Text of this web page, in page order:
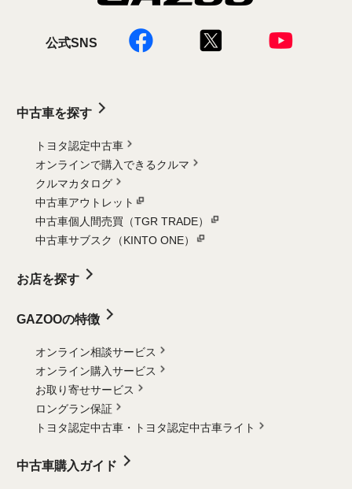
公式SNS
中古車を探す
トヨタ認定中古車
オンラインで購入できるクルマ
クルマカタログ
中古車アウトレット
中古車個人間売買（TGR TRADE）
中古車サブスク（KINTO ONE）
お店を探す
GAZOOの特徴
オンライン相談サービス
オンライン購入サービス
お取り寄せサービス
ロングラン保証
トヨタ認定中古車・
トヨタ認定中古車ライト
中古車購入ガイド